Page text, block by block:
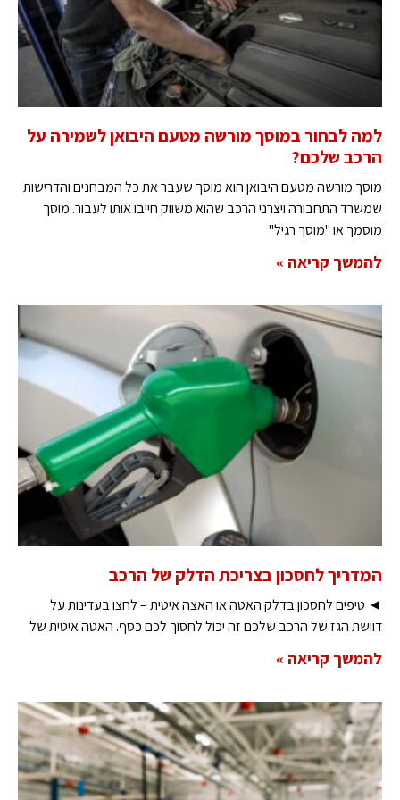
למה לבחור במוסך מורשה מטעם היבואן לשמירה על
הרכב שלכם?
מוסך מורשה מטעם היבואן הוא מוסך שעבר את כל המבחנים והדרישות
שמשרד התחבורה ויצרני הרכב שהוא משווק חייבו אותו לעבור. מוסך
מוסמך או "מוסך רגיל"
להמשך קריאה »
המדריך לחסכון בצריכת הדלק של הרכב
◄ טיפים לחסכון בדלק האטה או האצה איטית – לחצו בעדינות על
דוושת הגז של הרכב שלכם זה יכול לחסוך לכם כסף. האטה איטית של
להמשך קריאה »